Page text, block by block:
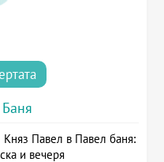
Павел в Павел баня:
и вечеря